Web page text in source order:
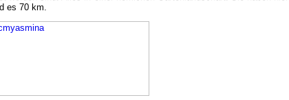
es 70 km.